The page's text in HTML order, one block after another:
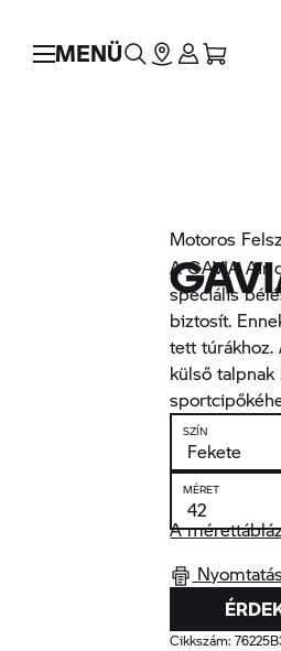
MENÜ
Motoros
A GAVIA Air
speciális
biztosít.
tett
külső
SZÍN
MÉRET
A
Cikkszám: